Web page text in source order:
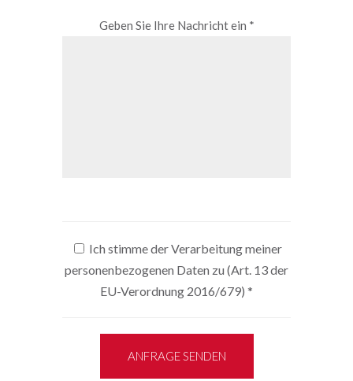
Geben Sie Ihre Nachricht ein *
Ich stimme der Verarbeitung meiner
personenbezogenen Daten zu (Art. 13 der
EU-Verordnung 2016/679) *
ANFRAGE SENDEN